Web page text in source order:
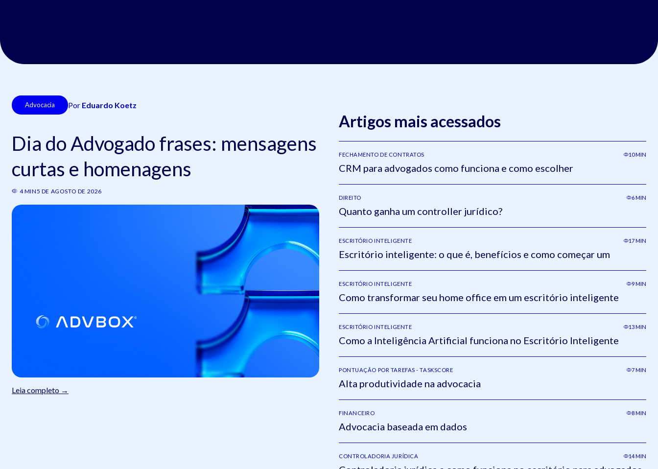
Advocacia Por Eduardo Koetz
Dia do Advogado frases: mensagens
curtas e homenagens
4 MIN5 DE AGOSTO DE 2026
Leia completo →
Artigos mais acessados
FECHAMENTO DE CONTRATOS 10 MIN
CRM para advogados como funciona e como escolher
DIREITO 6 MIN
Quanto ganha um controller jurídico?
ESCRITÓRIO INTELIGENTE 17 MIN
Escritório inteligente: o que é, benefícios e como começar um
ESCRITÓRIO INTELIGENTE 9 MIN
Como transformar seu home office em um escritório inteligente
ESCRITÓRIO INTELIGENTE 13 MIN
Como a Inteligência Artificial funciona no Escritório Inteligente
PONTUAÇÃO POR TAREFAS - TASKSCORE 7 MIN
Alta produtividade na advocacia
FINANCEIRO 8 MIN
Advocacia baseada em dados
CONTROLADORIA JURÍDICA 14 MIN